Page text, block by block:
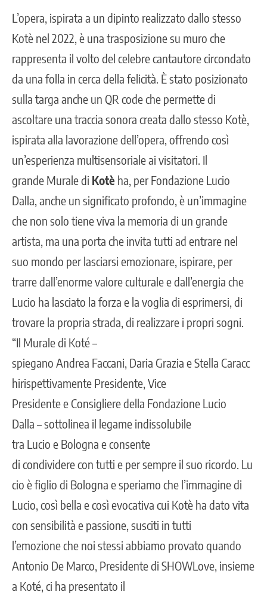
L’opera, ispirata a un dipinto realizzato dallo stesso
Kotè nel 2022, è una trasposizione su muro che
rappresenta il volto del celebre cantautore circondato
da una folla in cerca della felicità. È stato posizionato
sulla targa anche un QR code che permette di
ascoltare una traccia sonora creata dallo stesso Kotè,
ispirata alla lavorazione dell’opera, offrendo così
un’esperienza multisensoriale ai visitatori. Il
grande Murale di Kotè ha, per Fondazione Lucio
Dalla, anche un significato profondo, è un’immagine
che non solo tiene viva la memoria di un grande
artista, ma una porta che invita tutti ad entrare nel
suo mondo per lasciarsi emozionare, ispirare, per
trarre dall’enorme valore culturale e dall’energia che
Lucio ha lasciato la forza e la voglia di esprimersi, di
trovare la propria strada, di realizzare i propri sogni.
“Il Murale di Koté –
spiegano Andrea Faccani, Daria Grazia e Stella Caracc
hirispettivamente Presidente, Vice
Presidente e Consigliere della Fondazione Lucio
Dalla – sottolinea il legame indissolubile
tra Lucio e Bologna e consente
di condividere con tutti e per sempre il suo ricordo. Lu
cio è figlio di Bologna e speriamo che l’immagine di
Lucio, così bella e così evocativa cui Kotè ha dato vita
con sensibilità e passione, susciti in tutti
l’emozione che noi stessi abbiamo provato quando
Antonio De Marco, Presidente di SHOWLove, insieme
a Koté, ci ha presentato il